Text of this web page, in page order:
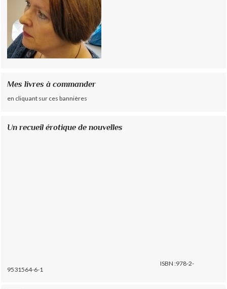
Mes livres à commander
en cliquant sur ces bannières
Un recueil érotique de nouvelles
ISBN :978-2-
9531564-6-1